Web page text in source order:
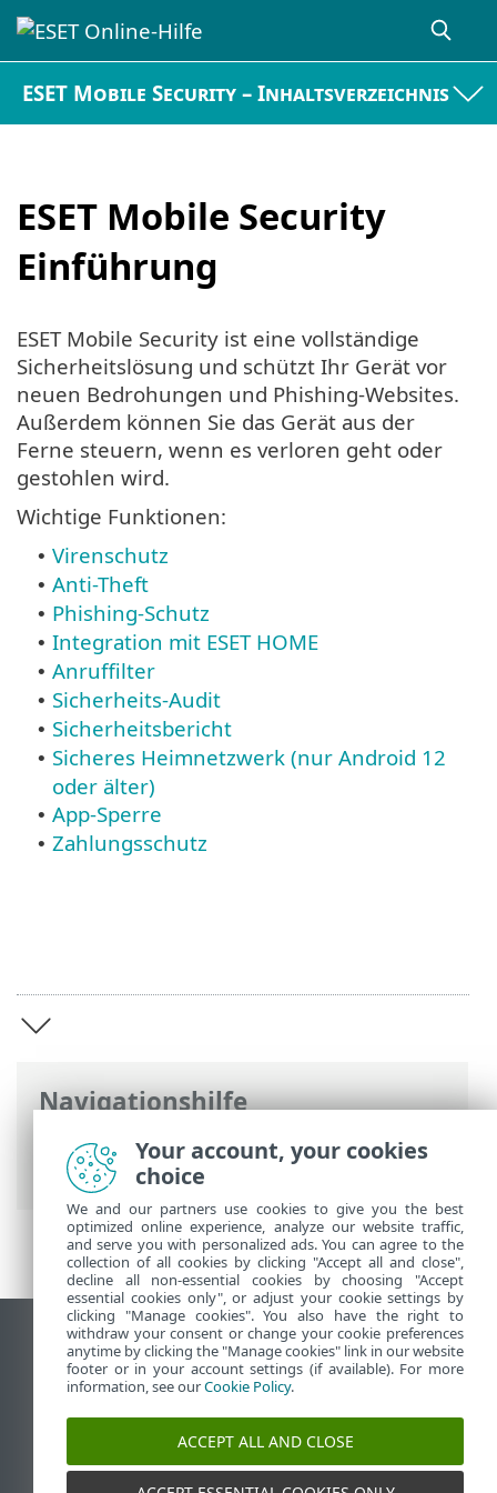
ESET Mobile Security – Inhaltsverzeichnis
ESET Mobile Security
Einführung
Navigationshilfe
ESET Online-Hilfe>ESET Mobile Security
ESET Mobile Security Einführung
ESET Mobile Security ist eine vollständige
Sicherheitslösung und schützt Ihr Gerät vor
neuen Bedrohungen und Phishing-Websites.
Außerdem können Sie das Gerät aus der
Ferne steuern, wenn es verloren geht oder
gestohlen wird.
Wichtige Funktionen:
• Virenschutz
• Anti-Theft
• Phishing-Schutz
• Integration mit ESET HOME
• Anruffilter
• Sicherheits-Audit
• Sicherheitsbericht
• Sicheres Heimnetzwerk (nur Android 12
oder älter)
• App-Sperre
• Zahlungsschutz
Desktop-Site anzeigen
End of Life
ESET Knowledgebase
ESET-Forum
ESET Status Portal
Regionaler Support
Your account, your cookies
choice
We and our partners use cookies to give you the best
optimized online experience, analyze our website traffic,
and serve you with personalized ads. You can agree to the
collection of all cookies by clicking "Accept all and close",
decline all non-essential cookies by choosing "Accept
essential cookies only", or adjust your cookie settings by
clicking "Manage cookies". You also have the right to
withdraw your consent or change your cookie preferences
anytime by clicking the "Manage cookies" link in our website
footer or in your account settings (if available). For more
information, see ourCookie Policy.
ACCEPT ALL AND CLOSE